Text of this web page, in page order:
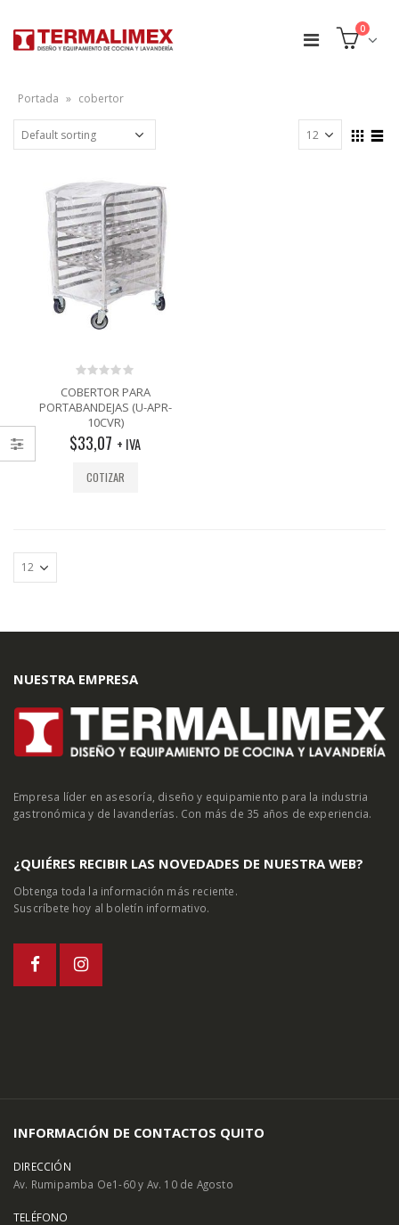
0
Portada » cobertor
0
out
of
COBERTOR PARA
PORTABANDEJAS (U-APR-
10CVR)
$33,07 + IVA
COTIZAR
NUESTRA EMPRESA
Empresa líder en asesoría, diseño y equipamiento para la industria
gastronómica y de lavanderías. Con más de 35 años de experiencia.
¿QUIÉRES RECIBIR LAS NOVEDADES DE NUESTRA WEB?
Obtenga toda la información más reciente.
Suscríbete hoy al boletín informativo.
INFORMACIÓN DE CONTACTOS QUITO
DIRECCIÓN
Av. Rumipamba Oe1-60 y Av. 10 de Agosto
TELÉFONO